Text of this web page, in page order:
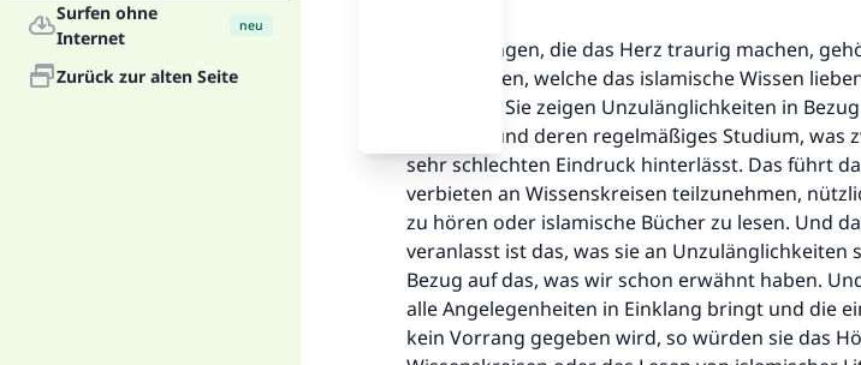
Surfen ohne
Internet
neu
Zurück zur alten Seite
Zu den Dingen, die das Herz traurig machen,
Jugendlichen, welche das islamische Wissen
vorfinden. Sie zeigen Unzulänglichkeiten in
Haushalt und deren regelmäßiges Studium, was
sehr schlechten Eindruck hinterlässt. Das führt
verbieten an Wissenskreisen teilzunehmen,
zu hören oder islamische Bücher zu lesen. Und
veranlasst ist das, was sie an
Bezug auf das, was wir schon erwähnt haben.
alle Angelegenheiten in Einklang bringt und die
kein Vorrang gegeben wird, so würden sie das